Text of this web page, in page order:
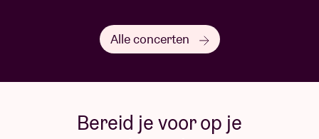
Alle concerten
Bereid je voor op je